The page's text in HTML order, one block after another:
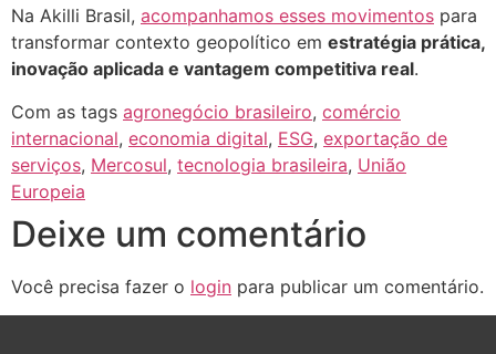
Na Akilli Brasil, acompanhamos esses movimentos para
transformar contexto geopolítico em estratégia prática,
inovação aplicada e vantagem competitiva real.
Com as tags agronegócio brasileiro, comércio
internacional, economia digital, ESG, exportação de
serviços, Mercosul, tecnologia brasileira, União
Europeia
Deixe um comentário
Você precisa fazer o login para publicar um comentário.